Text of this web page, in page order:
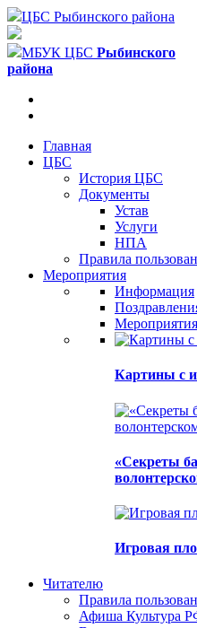
ЦБС Рыбинского района
МБУК ЦБС Рыбинского
района
Главная
ЦБС
История ЦБС
Документы
Устав
Услуги
НПА
Правила
Мероприятия
Информация
Мероприятия
Картины с
«Секреты
Игровая
Читателю
Правила
Афиша Культура